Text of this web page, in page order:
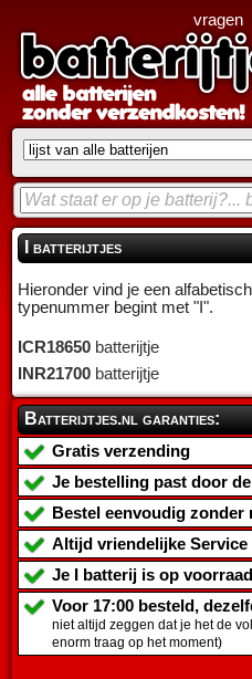
I batterijtjes
Hieronder vind je een
typenummer begint met "I".
ICR18650 batterijtje
INR21700 batterijtje
Batterijtjes.nl garanties:
Gratis verzending
Je bestelling past door
Bestel eenvoudig zonder
Altijd vriendelijke Service
Je
I batterij is op voorraad
Voor 17:00 besteld,
niet altijd zeggen dat je het de
enorm traag op het moment)
vragen